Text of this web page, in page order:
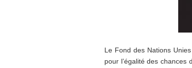
Le Fond des Nations
pour l’égalité des